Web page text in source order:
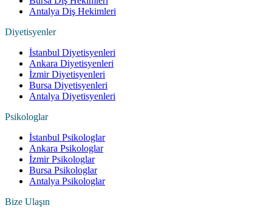
Antalya Diş Hekimleri
Diyetisyenler
İstanbul Diyetisyenleri
Ankara Diyetisyenleri
İzmir Diyetisyenleri
Bursa Diyetisyenleri
Antalya Diyetisyenleri
Psikologlar
İstanbul Psikologlar
Ankara Psikologlar
İzmir Psikologlar
Bursa Psikologlar
Antalya Psikologlar
Bize Ulaşın